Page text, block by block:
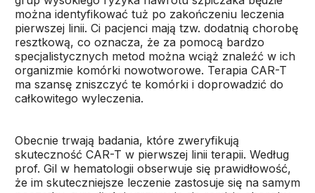
można identyfikować tuż po zakończeniu leczenia
pierwszej linii. Ci pacjenci mają tzw. dodatnią chorobę
resztkową, co oznacza, że za pomocą bardzo
specjalistycznych metod można wciąż znaleźć w ich
organizmie komórki nowotworowe. Terapia CAR-T
ma szansę zniszczyć te komórki i doprowadzić do
całkowitego wyleczenia.
Obecnie trwają badania, które zweryfikują
skuteczność CAR-T w pierwszej linii terapii. Według
prof. Gil w hematologii obserwuje się prawidłowość,
że im skuteczniejsze leczenie zastosuje się na samym